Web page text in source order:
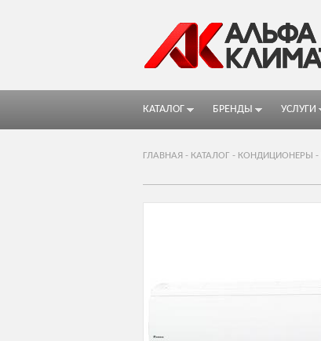
КАТАЛОГ БРЕНДЫ УСЛУГИ
ГЛАВНАЯ - КАТАЛОГ - КОНДИЦИОНЕРЫ -